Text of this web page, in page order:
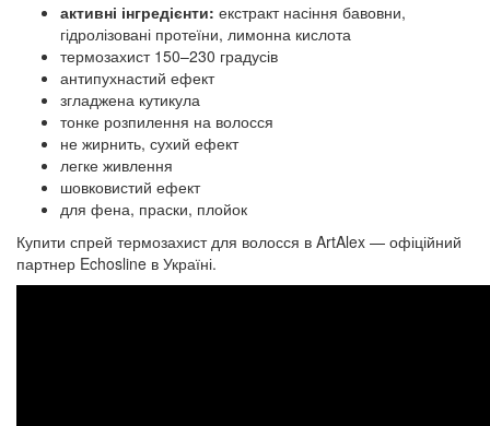
активні інгредієнти: екстракт насіння бавовни,
гідролізовані протеїни, лимонна кислота
термозахист 150–230 градусів
антипухнастий ефект
згладжена кутикула
тонке розпилення на волосся
не жирнить, сухий ефект
легке живлення
шовковистий ефект
для фена, праски, плойок
Купити спрей термозахист для волосся в ArtAlex — офіційний
партнер Echosline в Україні.